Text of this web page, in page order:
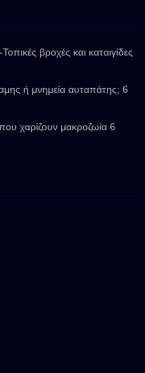
βροχές και καταιγίδες
ή μνημεία αυταπάτης; 6
χαρίζουν μακροζωία 6